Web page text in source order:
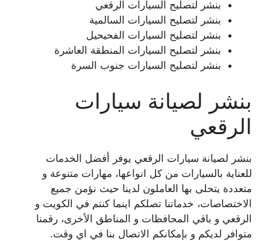
بنشر لتصليح السيارات الرقعي
بنشر لتصليح السيارات السالمية
بنشر لتصليح السيارات الفحيحيل
بنشر لتصليح السيارات المنطقة العاشرة
بنشر لتصليح السيارات جنوب السرة
بنشر لصيانة سيارات
الرقعي
بنشر لصيانة سيارات الرقعي يوفر أفضل الخدمات
للعناية بالسيارات من كل انواعها، مهارات متنوعة و
متعددة يتحلى بها العاملون لدينا حيث نؤمن جميع
الاختصاصات، خدماتنا تصلكم اينما كنتم في الكويت و
الرقعي و باقي المحافظات و المناطق الأخرى، رقمنا
متوافر لديكم و بإمكانكم الاتصال بنا في اي وقت.